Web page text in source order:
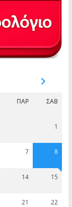
ΠΑΡ ΣΆΒ
1
7 8
14 15
21 22